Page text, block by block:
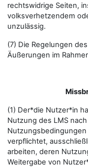
rechtswidrige Seiten,
volksverhetzendem
unzulässig.
(7) Die Regelungen
Äußerungen im
(1) Der*die Nutzer*in
Nutzung des LMS
verpflichtet,
arbeiten, deren
Weitergabe von